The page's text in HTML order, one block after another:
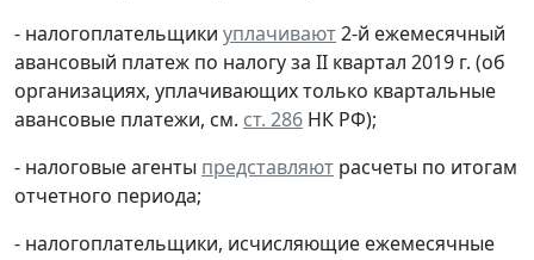
- налогоплательщики уплачивают2-й ежемесячный
авансовый платеж по налогу за II квартал 2019 г. (об
организациях, уплачивающих только квартальные
авансовые платежи, см. ст. 286 НК РФ);
- налоговые агенты представляют расчеты по итогам
отчетного периода;
- налогоплательщики, исчисляющие ежемесячные